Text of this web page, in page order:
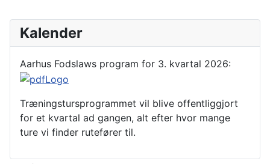
Kalender
Aarhus Fodslaws program for 3. kvartal 2026:
Træningstursprogrammet vil blive offentliggjort
for et kvartal ad gangen, alt efter hvor mange
ture vi finder rutefører til.